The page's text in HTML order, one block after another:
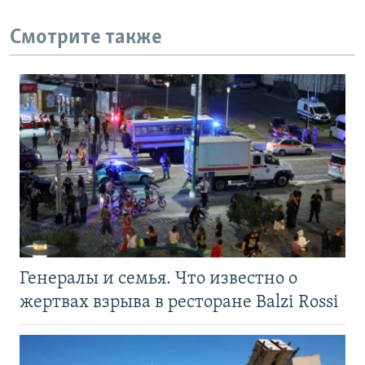
Смотрите также
Генералы и семья. Что известно о
жертвах взрыва в ресторане Balzi Rossi